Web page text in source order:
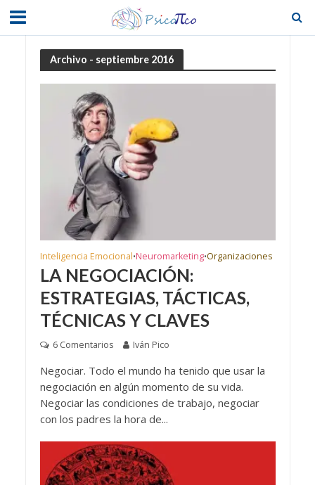
Archivo - septiembre 2016
Inteligencia Emocional•Neuromarketing•Organizaciones
LA NEGOCIACIÓN:
ESTRATEGIAS, TÁCTICAS,
TÉCNICAS Y CLAVES
6 Comentarios Iván Pico
Negociar. Todo el mundo ha tenido que usar la
negociación en algún momento de su vida.
Negociar las condiciones de trabajo, negociar
con los padres la hora de...